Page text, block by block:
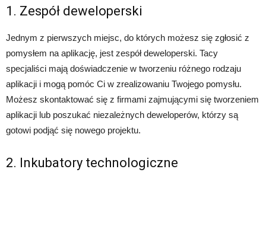
1. Zespół deweloperski
Jednym z pierwszych miejsc, do których możesz się zgłosić z
pomysłem na aplikację, jest zespół deweloperski. Tacy
specjaliści mają doświadczenie w tworzeniu różnego rodzaju
aplikacji i mogą pomóc Ci w zrealizowaniu Twojego pomysłu.
Możesz skontaktować się z firmami zajmującymi się tworzeniem
aplikacji lub poszukać niezależnych deweloperów, którzy są
gotowi podjąć się nowego projektu.
2. Inkubatory technologiczne